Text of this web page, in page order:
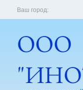
Ваш город: